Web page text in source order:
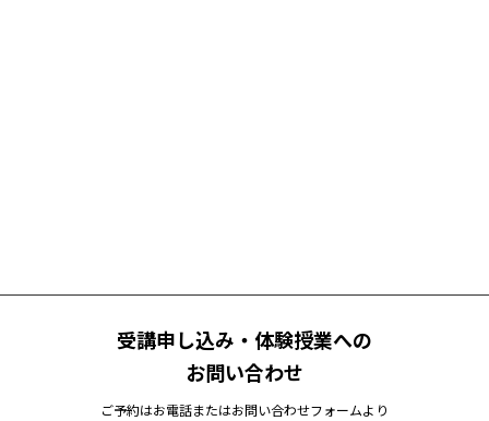
受講申し込み・体験授業への
お問い合わせ
ご予約はお電話またはお問い合わせフォームより